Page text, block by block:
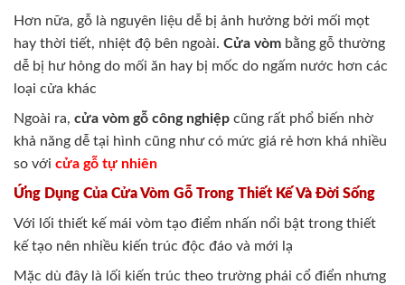
Hơn nữa, gỗ là nguyên liệu dễ bị ảnh hưởng bởi mối mọt
hay thời tiết, nhiệt độ bên ngoài. Cửa vòm bằng gỗ thường
dễ bị hư hỏng do mối ăn hay bị mốc do ngấm nước hơn các
loại cửa khác
Ngoài ra, cửa vòm gỗ công nghiệp cũng rất phổ biến nhờ
khả năng dễ tại hình cũng như có mức giá rẻ hơn khá nhiều
so với cửa gỗ tự nhiên
Ứng Dụng Của Cửa Vòm Gỗ Trong Thiết Kế Và Đời Sống
Với lối thiết kế mái vòm tạo điểm nhấn nổi bật trong thiết
kế tạo nên nhiều kiến trúc độc đáo và mới lạ
Mặc dù đây là lối kiến trúc theo trường phái cổ điển nhưng